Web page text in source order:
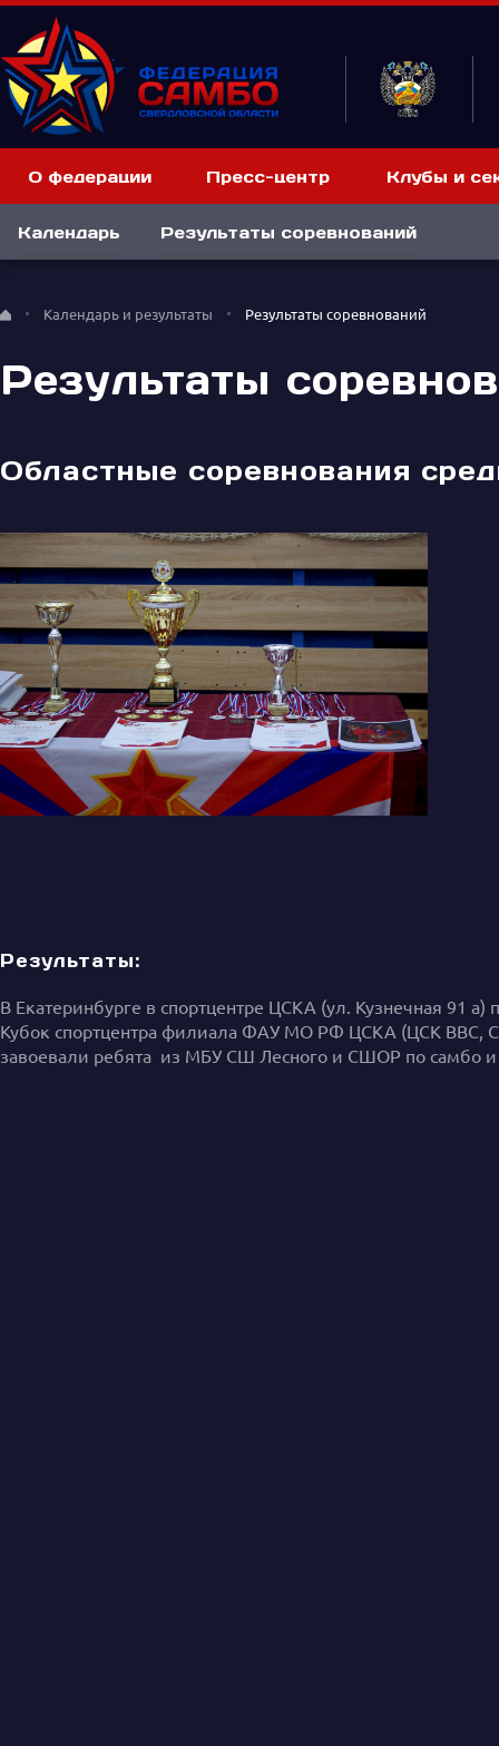
О федерации Пресс-центр Клубы и
Календарь Результаты соревнований
Календарь и результаты Результаты соревнований
Результаты
Областные соревнования
Результаты:
В Екатеринбурге в спортцентре ЦСКА (ул. Кузнечная 91
Кубок спортцентра филиала ФАУ МО РФ ЦСКА (ЦСК ВВС,
завоевали ребята из МБУ СШ Лесного и СШОР по самбо и